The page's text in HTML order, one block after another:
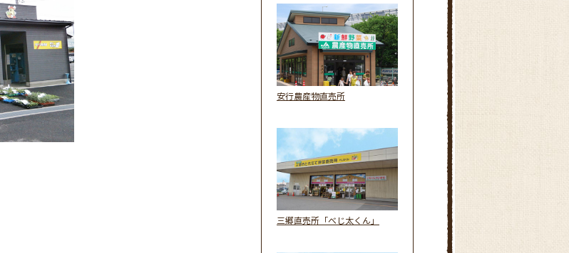
安行農産物直売所
三郷直売所「べじ太くん」